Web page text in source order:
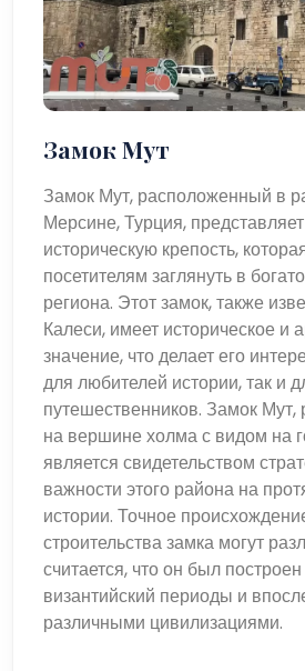
Замок Мут
Замок Мут, расположенный в
Мерсине, Турция,
историческую крепость,
посетителям заглянуть в
региона. Этот замок, также
Калеси, имеет историческое и
значение, что делает его
для любителей истории, так и
путешественников. Замок
на вершине холма с видом на
является свидетельством
важности этого района на
истории. Точное
строительства замка могут
считается, что он был
византийский периоды и
различными цивилизациями.